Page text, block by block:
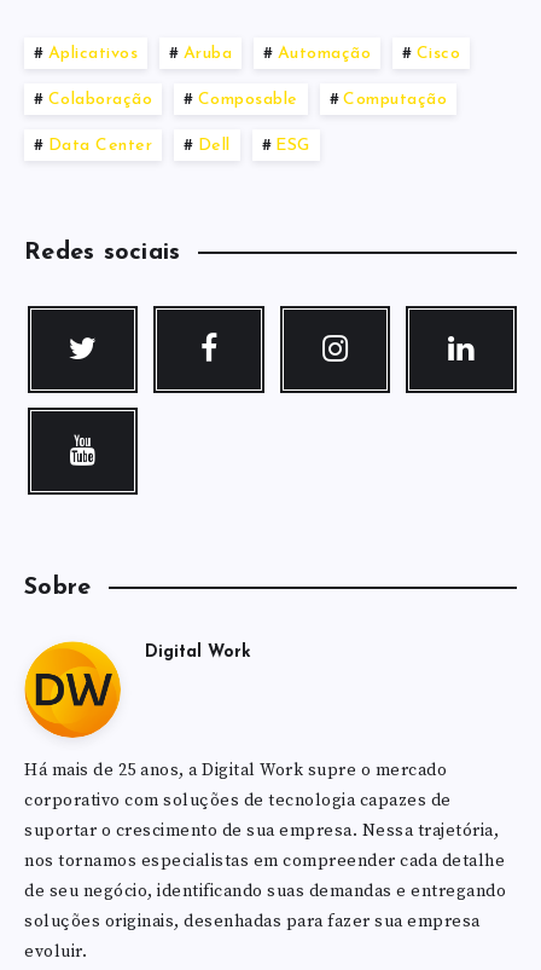
Aplicativos Aruba Automação Cisco
Colaboração Composable Computação
Data Center Dell ESG
Redes sociais
Sobre
Digital Work
Há mais de 25 anos, a Digital Work supre o mercado
corporativo com soluções de tecnologia capazes de
suportar o crescimento de sua empresa. Nessa trajetória,
nos tornamos especialistas em compreender cada detalhe
de seu negócio, identificando suas demandas e entregando
soluções originais, desenhadas para fazer sua empresa
evoluir.